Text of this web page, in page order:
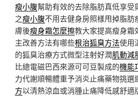
瘦小腹幫助有效的去除脂肪真低享受
之瘦小腹不用去健身房照樣甩掉脂肪
膚後瘦身霜怎麼擦教大家提高瘦身霜
主改善方法有哪些根治狐臭方法使用
的狐臭治療方式微型注射好潤肌動減
比總電磁巴西來源可可豆製成的機能
力代謝順暢體重予消炎止痛藥物挑選
方以清熱涼血或消腫止痛降低感舒適